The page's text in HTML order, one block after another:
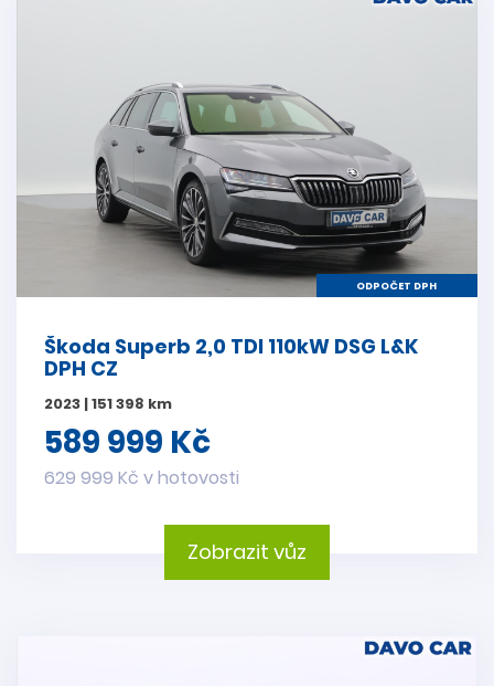
ODPOČET DPH
Škoda Superb 2,0 TDI 110kW DSG L&K
DPH CZ
2023 | 151 398 km
589 999 Kč
629 999 Kč v hotovosti
Zobrazit vůz